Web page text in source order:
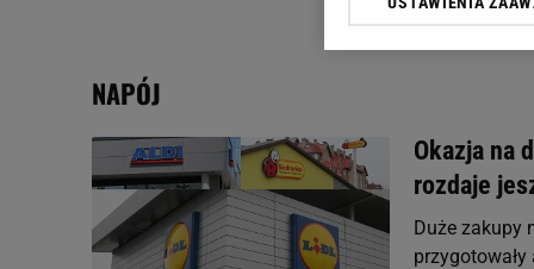
NAPÓJ
Okazja na
rozdaje
Duże zakupy
Klikając „Akceptuję”
dotyczące plików
odnośnik „Ustawienia
My, nasi Zaufani
Użycie dokładnych
Przechowywanie
badnie odbiorców i